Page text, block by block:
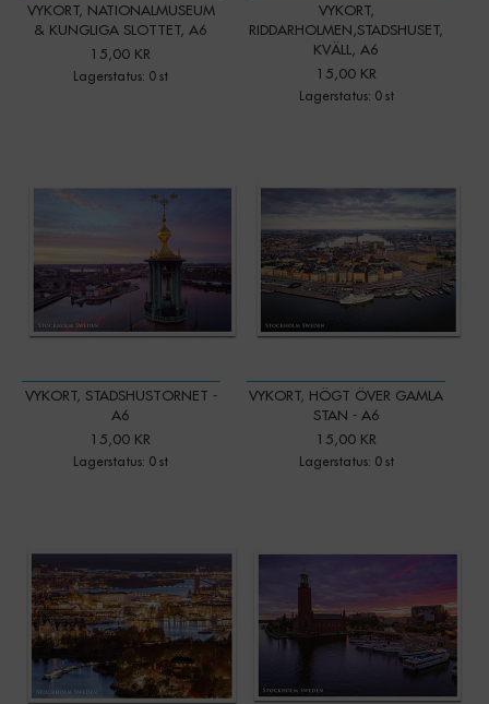
VYKORT, NATIONALMUSEUM
& KUNGLIGA SLOTTET, A6
15,00 KR
Lagerstatus: 0 st
VYKORT,
RIDDARHOLMEN,STADSHUSET,
KVÄLL, A6
15,00 KR
Lagerstatus: 0 st
VYKORT, STADSHUSTORNET -
A6
15,00 KR
Lagerstatus: 0 st
VYKORT, HÖGT ÖVER GAMLA
STAN - A6
15,00 KR
Lagerstatus: 0 st